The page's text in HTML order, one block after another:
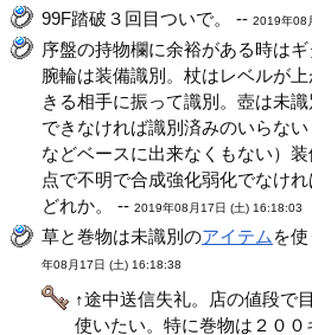
99F踏破３回目ついで。 --2019年08
序盤の持物欄に余裕がある時はギ
腕輪は装備識別。杖はレベルが
きる相手に振って識別。壺は未
できなければ識別済みのいらな
などベースに出来なくもない）
点で不明で合成強化弱化でなけ
どれか。 --2019年08月17日 (土) 16:18:03
草と巻物は未識別のアイテム を
年08月17日 (土) 16:18:38
↑途中送信失礼。店の値段で
使いたい。特に巻物は２０